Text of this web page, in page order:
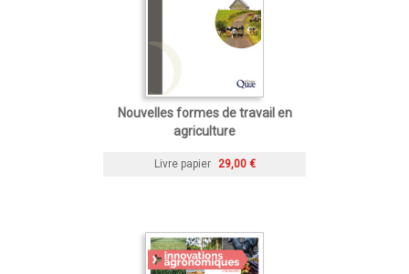
Nouvelles formes de travail en
agriculture
Livre papier 29,00 €